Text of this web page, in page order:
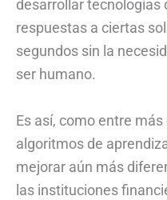
desarrollar tecnologías
respuestas a ciertas
segundos sin la
ser humano.
Es así, como entre
algoritmos de
mejorar aún más
las instituciones